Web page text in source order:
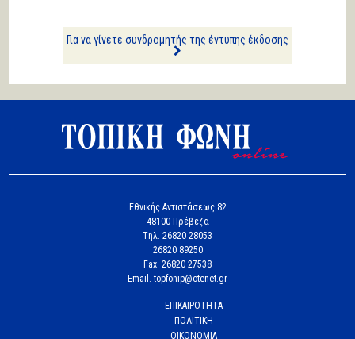
Για να γίνετε συνδρομητής της έντυπης έκδοσης
Εθνικής Αντιστάσεως 82
48100 Πρέβεζα
Tηλ. 26820 28053
26820 89250
Fax. 26820 27538
Email. topfonip@otenet.gr
ΕΠΙΚΑΙΡΟΤΗΤΑ
ΠΟΛΙΤΙΚΗ
ΟΙΚΟΝΟΜΙΑ